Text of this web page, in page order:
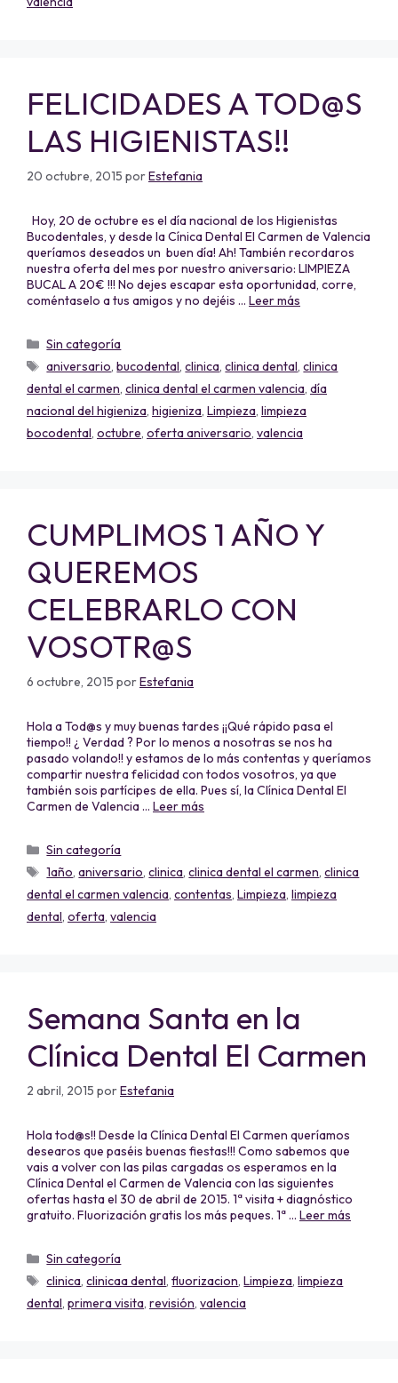
FELICIDADES A TOD@S
LAS HIGIENISTAS!!
20 octubre, 2015 porEstefania
Hoy, 20 de octubre es el día nacional de los Higienistas
Bucodentales, y desde la Cínica Dental El Carmen de Valencia
queríamos deseados un buen día! Ah! También recordaros
nuestra oferta del mes por nuestro aniversario: LIMPIEZA
BUCAL A 20€ !!! No dejes escapar esta oportunidad, corre,
coméntaselo a tus amigos y no dejéis … Leer más
Sin categoría
aniversario,bucodental,clinica,clinica dental,clinica
dental el carmen, clinica dental el carmen valencia, día
nacional del higieniza, higieniza, Limpieza, limpieza
bocodental, octubre, oferta aniversario, valencia
CUMPLIMOS 1 AÑO Y
QUEREMOS
CELEBRARLO CON
VOSOTR@S
6 octubre, 2015 porEstefania
Hola a Tod@s y muy buenas tardes ¡¡Qué rápido pasa el
tiempo!! ¿ Verdad ? Por lo menos a nosotras se nos ha
pasado volando!! y estamos de lo más contentas y queríamos
compartir nuestra felicidad con todos vosotros, ya que
también sois partícipes de ella. Pues sí, la Clínica Dental El
Carmen de Valencia … Leer más
Sin categoría
1año,aniversario,clinica,clinica dental el carmen,clinica
dental el carmen valencia, contentas, Limpieza, limpieza
dental, oferta, valencia
Semana Santa en la
Clínica Dental El Carmen
2 abril, 2015 porEstefania
Hola tod@s!! Desde la Clínica Dental El Carmen queríamos
desearos que paséis buenas fiestas!!! Como sabemos que
vais a volver con las pilas cargadas os esperamos en la
Clínica Dental el Carmen de Valencia con las siguientes
ofertas hasta el 30 de abril de 2015. 1ª visita + diagnóstico
gratuito. Fluorización gratis los más peques. 1ª … Leer más
Sin categoría
clinica,clinicaa dental,fluorizacion,Limpieza,limpieza
dental, primera visita, revisión, valencia